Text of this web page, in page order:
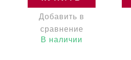
Добавить в
сравнение
В наличии